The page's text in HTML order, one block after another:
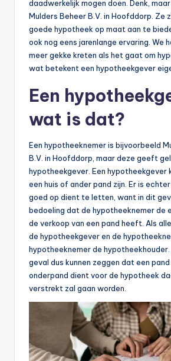
daadwerkelijk mogen doen. Denk,
Mulders Beheer B.V. in Hoofddorp. Ze
goede hypotheek op maat aan te
ook nog eens jarenlange ervaring. We
meer gekke kreten als het gaat om
wat betekent een hypotheekgever
Een
wat is dat?
Een hypotheeknemer is bijvoorbeeld
B.V. in Hoofddorp, maar deze geeft
hypotheekgever. Een hypotheekgever
een huis of ander pand zijn. Er is
goed op dient te letten, want in dit
bedoeling dat de hypotheeknemer de
de verkoop van een pand heeft. Als
de hypotheekgever en de
hypotheeknemer de hypotheekhouder.
geval dus kunnen zeggen dat een
onderpand dient voor de hypotheek
verstrekt zal gaan worden.